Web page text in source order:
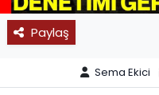
Paylaş
Sema Ekici